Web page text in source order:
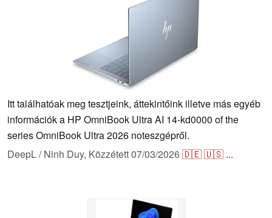
Itt találhatóak meg tesztjeink, áttekintőink illetve más egyéb
információk a HP OmniBook Ultra AI 14-kd0000 of the
series OmniBook Ultra 2026 noteszgépről.
DeepL / Ninh Duy, Közzétett07/03/2026🇩🇪🇺🇸 ...